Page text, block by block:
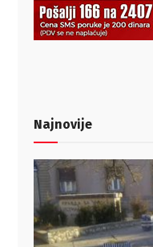
Najnovije